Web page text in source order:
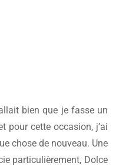
bien que je fasse un
pour cette occasion, j’ai
chose de nouveau. Une
particulièrement, Dolce